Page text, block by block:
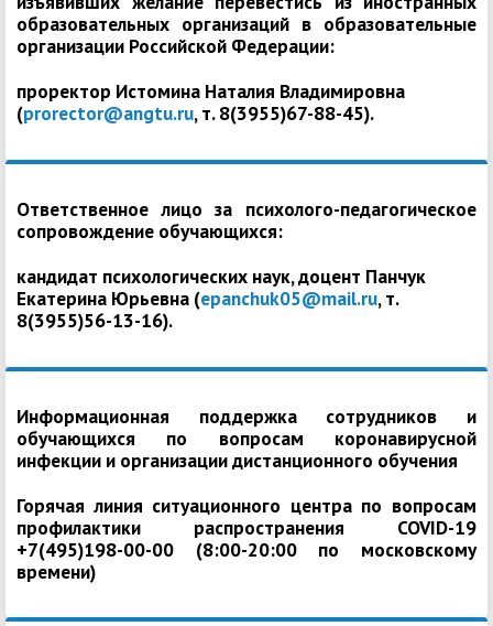
образовательных организаций в образовательные
организации Российской Федерации:
проректор Истомина Наталия Владимировна
(prorector@angtu.ru, т. 8(3955)67-88-45).
Ответственное лицо за психолого-педагогическое
сопровождение обучающихся:
кандидат психологических наук, доцент Панчук
Екатерина Юрьевна (epanchuk05@mail.ru, т.
8(3955)56-13-16).
Информационная поддержка сотрудников и
обучающихся по вопросам коронавирусной
инфекции и организации дистанционного обучения
Горячая линия ситуационного центра по вопросам
профилактики распространения COVID-19
+7(495)198-00-00 (8:00-20:00 по московскому
времени)